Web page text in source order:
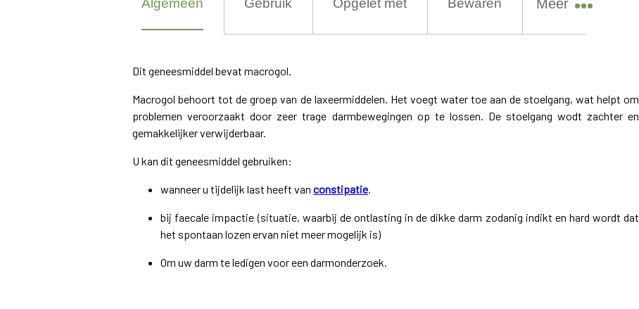
Algemeen Gebruik Opgelet met Bewaren Meer
Dit geneesmiddel bevat macrogol.
Macrogol behoort tot de groep van de laxeermiddelen. Het voegt water toe aan de stoelgang, wat helpt om
problemen veroorzaakt door zeer trage darmbewegingen op te lossen. De stoelgang wodt zachter en
gemakkelijker verwijderbaar.
U kan dit geneesmiddel gebruiken:
wanneer u tijdelijk last heeft vanconstipatie.
bij faecale impactie (situatie, waarbij de ontlasting in de dikke darm zodanig indikt en hard wordt dat
het spontaan lozen ervan niet meer mogelijk is)
Om uw darm te ledigen voor een darmonderzoek.